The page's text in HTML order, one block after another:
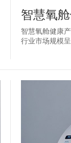
智慧氧
智慧氧舱健康
行业市场规模